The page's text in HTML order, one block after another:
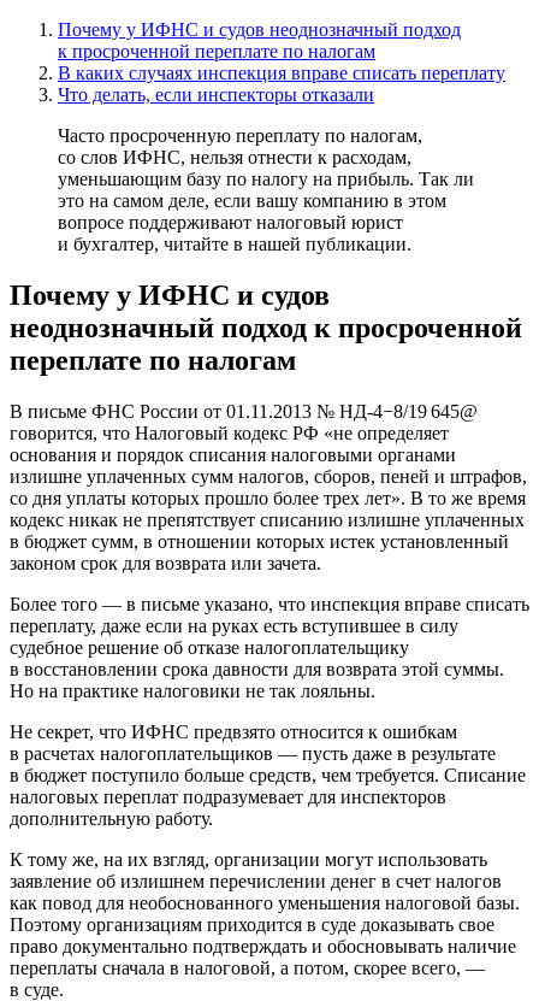
Почему у ИФНС и судов неоднозначный подход
к просроченной переплате по налогам
В каких случаях инспекция вправе списать переплату
Что делать, если инспекторы отказали
Часто просроченную переплату по налогам,
со слов ИФНС, нельзя отнести к расходам,
уменьшающим базу по налогу на прибыль. Так ли
это на самом деле, если вашу компанию в этом
вопросе поддерживают налоговый юрист
и бухгалтер, читайте в нашей публикации.
Почему у ИФНС и судов
неоднозначный подход к просроченной
переплате по налогам
В письме ФНС России от 01.11.2013 № НД-4−8/19 645@
говорится, что Налоговый кодекс РФ «не определяет
основания и порядок списания налоговыми органами
излишне уплаченных сумм налогов, сборов, пеней и штрафов,
со дня уплаты которых прошло более трех лет». В то же время
кодекс никак не препятствует списанию излишне уплаченных
в бюджет сумм, в отношении которых истек установленный
законом срок для возврата или зачета.
Более того — в письме указано, что инспекция вправе списать
переплату, даже если на руках есть вступившее в силу
судебное решение об отказе налогоплательщику
в восстановлении срока давности для возврата этой суммы.
Но на практике налоговики не так лояльны.
Не секрет, что ИФНС предвзято относится к ошибкам
в расчетах налогоплательщиков — пусть даже в результате
в бюджет поступило больше средств, чем требуется. Списание
налоговых переплат подразумевает для инспекторов
дополнительную работу.
К тому же, на их взгляд, организации могут использовать
заявление об излишнем перечислении денег в счет налогов
как повод для необоснованного уменьшения налоговой базы.
Поэтому организациям приходится в суде доказывать свое
право документально подтверждать и обосновывать наличие
переплаты сначала в налоговой, а потом, скорее всего, —
в суде.